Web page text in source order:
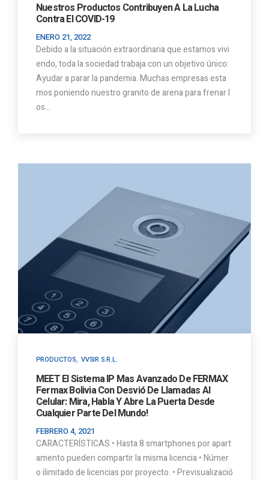
Nuestros Productos Contribuyen A La Lucha
Contra El COVID-19
ENERO 21, 2022
Debido a la situación extraordinaria que estamos vivi
endo, toda la sociedad trabaja con un objetivo único:
Ayudar a parar la pandemia. Muchas empresas esta
mos poniendo nuestro granito de arena para frenar l
os…
PRODUCTOS, VVSIR S.R.L.
MEET El Sistema IP Mas Avanzado De FERMAX
Fermax Bolivia Con Desvió De Llamadas Al
Celular: Mira, Habla Y Abre La Puerta Desde
Cualquier Parte Del Mundo!
FEBRERO 4, 2021
CARACTERÍSTICAS • Hasta 8 smartphones por apart
amento pueden compartir la misma licencia • Númer
o ilimitado de licencias por proyecto. • Previsualizació